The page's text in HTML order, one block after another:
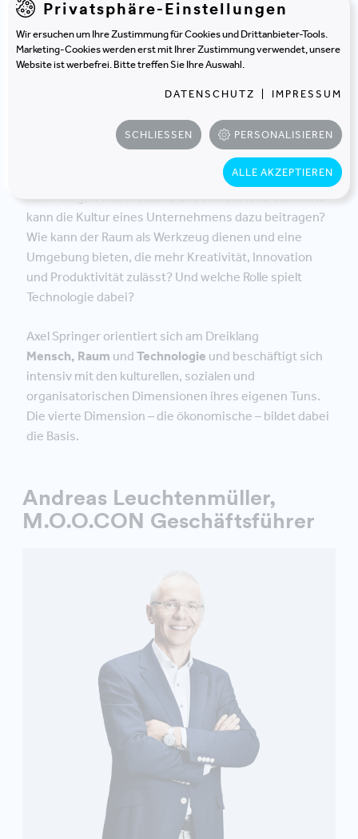
NEW WORK
Wie sieht die neue
Arbeitswelt eines
Medienkonzerns aus?
Auf dem Weg zu einer neuen Arbeitswelt wurden
verschiedene Fragen diskutiert: Wie kann Arbeit
nachhaltig, wertschätzend und sinnstiftend sein? Wie
kann die Kultur eines Unternehmens dazu beitragen?
Wie kann der Raum als Werkzeug dienen und eine
Umgebung bieten, die mehr Kreativität, Innovation
und Produktivität zulässt? Und welche Rolle spielt
Technologie dabei?
Axel Springer orientiert sich am Dreiklang
Mensch, Raum und Technologie und beschäftigt sich
intensiv mit den kulturellen, sozialen und
organisatorischen Dimensionen ihres eigenen Tuns.
Die vierte Dimension – die ökonomische – bildet dabei
die Basis.
Andreas Leuchtenmüller,
M.O.O.CON Geschäftsführer
Privatsphäre-Einstellungen
Wir ersuchen um Ihre Zustimmung für Cookies und Drittanbieter-Tools.
Marketing-Cookies werden erst mit Ihrer Zustimmung verwendet, unsere
Website ist werbefrei. Bitte treffen Sie Ihre Auswahl.
DATENSCHUTZ IMPRESSUM
SCHLIESSEN PERSONALISIEREN
ALLE AKZEPTIEREN